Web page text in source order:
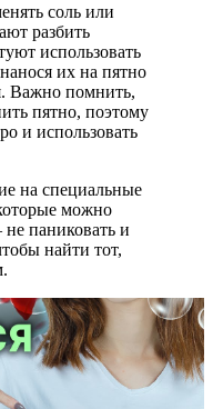
соль или
разбить
использовать
их на пятно
Важно помнить,
пятно, поэтому
и использовать
на специальные
можно
паниковать и
найти тот,